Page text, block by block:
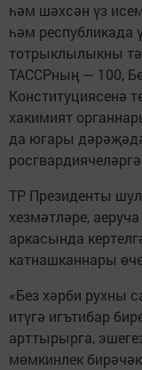
һәм шәхсән үз
һәм республикада
тотрыклылыкны
ТАССРның — 100,
Конституциясенә
хакимият
да югары
ТР Президенты
хезмәтләре,
аркасында
катнашканнары
«Без хәрби рухны
итүгә игътибар
арттырырга,
мөмкинлек